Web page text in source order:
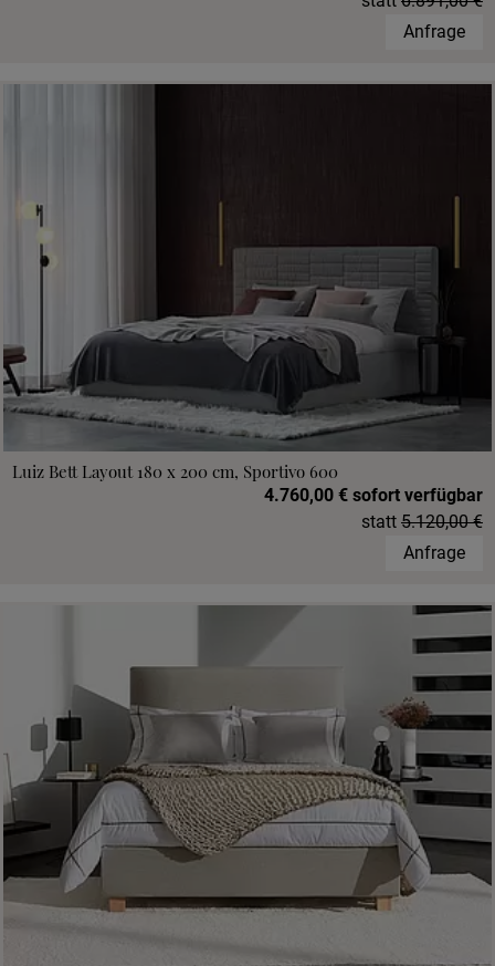
Anfrage
Luiz Bett Layout 180 x 200 cm, Sportivo 600
4.760,00 € sofort verfügbar
statt 5.120,00 €
Anfrage